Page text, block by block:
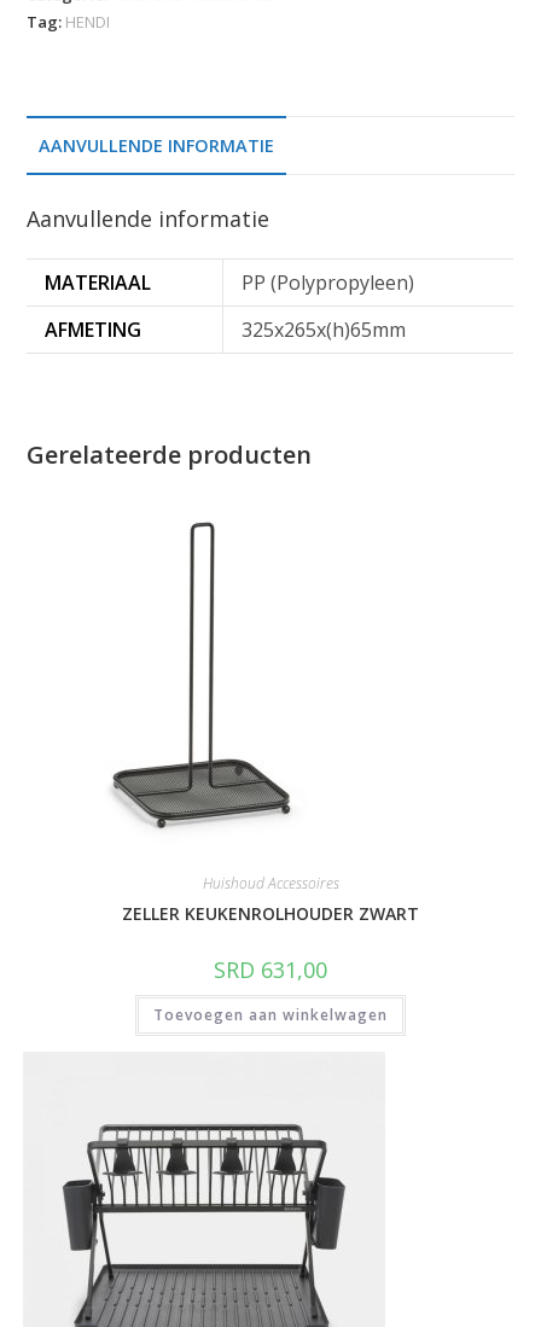
Tag: HENDI
AANVULLENDE INFORMATIE
Aanvullende informatie
MATERIAAL
PP (Polypropyleen)
AFMETING
325x265x(h)65mm
Gerelateerde producten
Huishoud Accessoires
ZELLER KEUKENROLHOUDER ZWART
SRD 631,00
Toevoegen aan winkelwagen